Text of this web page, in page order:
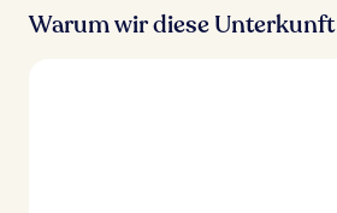
Warum wir diese